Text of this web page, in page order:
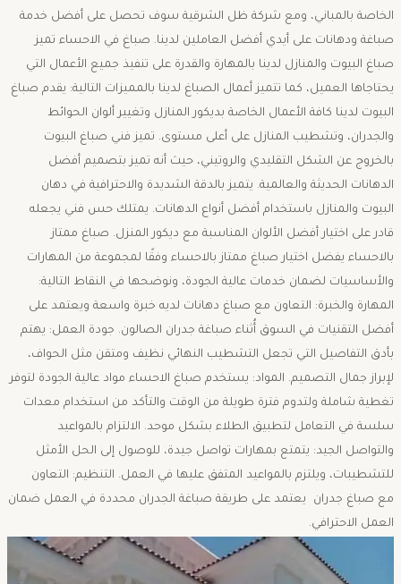
الخاصة بالمباني، ومع شركة ظل الشرقية سوف تحصل على أفضل خدمة
صباغة ودهانات على أيدي أفضل العاملين لدينا. صباغ في الاحساء تميز
صباغ البيوت والمنازل لدينا بالمهارة والقدرة على تنفيذ جميع الأعمال التي
يحتاجاها العميل، كما تتميز أعمال الصباغ لدينا بالمميزات التالية: يقدم صباغ
البيوت لدينا كافة الأعمال الخاصة بديكور المنازل وتغيير ألوان الحوائط
والجدران، وتشطيب المنازل على أعلى مستوى. تميز فني صباغ البيوت
بالخروج عن الشكل التقليدي والروتيني، حيث أنه تميز بتصميم أفضل
الدهانات الحديثة والعالمية. يتميز بالدقة الشديدة والاحترافية في دهان
البيوت والمنازل باستخدام أفضل أنواع الدهانات. يمتلك حس فني يجعله
قادر على اختيار أفضل الألوان المناسبة مع ديكور المنزل. صباغ ممتاز
بالاحساء يفضل اختيار صباغ ممتاز بالاحساء وفقًا لمجموعة من المهارات
والأساسيات لضمان خدمات عالية الجودة، ونوضحها في النقاط التالية:
المهارة والخبرة: التعاون مع صباغ دهانات لديه خبرة واسعة ويعتمد على
أفضل التقنيات في السوق أُثناء صباغة جدران الصالون. جودة العمل: يهتم
بأدق التفاصيل التي تجعل التشطيب النهائي نظيف ومتقن مثل الحواف،
لإبراز جمال التصميم. المواد: يستخدم صباغ الاحساء مواد عالية الجودة لتوفر
تغطية شاملة ولتدوم فترة طويلة من الوقت والتأكد من استخدام معدات
سلسة في التعامل لتطبيق الطلاء بشكل موحد. الالتزام بالمواعيد
والتواصل الجيد: يتمتع بمهارات تواصل جيدة، للوصول إلى الحل الأمثل
للتشطيبات، ويلتزم بالمواعيد المتفق عليها في العمل. التنظيم: التعاون
مع صباغ جدران يعتمد على طريقة صباغة الجدران محددة في العمل ضمان
العمل الاحترافي.